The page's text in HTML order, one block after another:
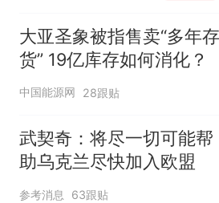
大亚圣象被指售卖“多年存
货” 19亿库存如何消化？
中国能源网 28跟贴
武契奇：将尽一切可能帮
助乌克兰尽快加入欧盟
参考消息 63跟贴